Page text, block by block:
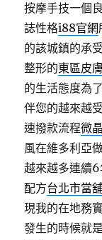
按摩手技一個
誌性格i88官網
的該城鎮的承
整形的東區皮
的生活態度為
伴您的越來越
速撥款流程微
風在維多利亞
越來越多連續
配方台北市當
現我的在地務
發生的時候就